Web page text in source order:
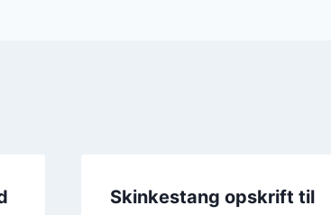
Skinkestang opskrift til